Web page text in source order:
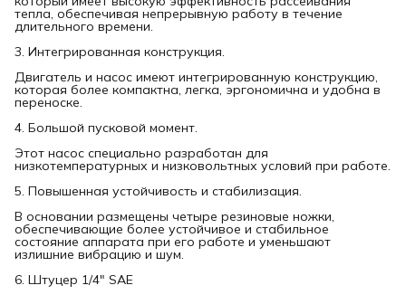
тепла, обеспечивая непрерывную работу в течение
длительного времени.
3. Интегрированная конструкция.
Двигатель и насос имеют интегрированную конструкцию,
которая более компактна, легка, эргономична и удобна в
переноске.
4. Большой пусковой момент.
Этот насос специально разработан для
низкотемпературных и низковольтных условий при работе.
5. Повышенная устойчивость и стабилизация.
В основании размещены четыре резиновые ножки,
обеспечивающие более устойчивое и стабильное
состояние аппарата при его работе и уменьшают
излишние вибрацию и шум.
6. Штуцер 1/4" SAE